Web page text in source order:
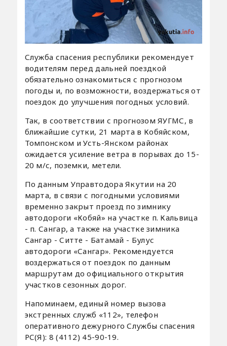
Служба спасения республики рекомендует
водителям перед дальней поездкой
обязательно ознакомиться с прогнозом
погоды и, по возможности, воздержаться от
поездок до улучшения погодных условий.
Так, в соответствии с прогнозом ЯУГМС, в
ближайшие сутки, 21 марта в Кобяйском,
Томпонском и Усть-Янском районах
ожидается усиление ветра в порывах до 15-
20 м/с, поземки, метели.
По данным Управтодора Якутии на 20
марта, в связи с погодными условиями
временно закрыт проезд по зимнику
автодороги «Кобяй» на участке п. Кальвица
- п. Сангар, а также на участке зимника
Сангар - Ситте - Батамай - Булус
автодороги «Сангар». Рекомендуется
воздержаться от поездок по данным
маршрутам до официального открытия
участков сезонных дорог.
Напоминаем, единый номер вызова
экстренных служб «112», телефон
оперативного дежурного Службы спасения
РС(Я): 8 (4112) 45-90-19.